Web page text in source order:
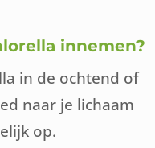
innemen?
in de ochtend of
naar je lichaam
op.